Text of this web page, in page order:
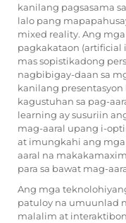
kanilang pagsasama
lalo pang
mixed reality. Ang
pagkakataon
mas sopistikadong
nagbibigay-daan sa
kanilang
kagustuhan sa pag-
learning ay susuriin
mag-aaral upang i-
at imungkahi ang
aaral na
para sa bawat mag-
Ang mga
patuloy na umuunlad
malalim at